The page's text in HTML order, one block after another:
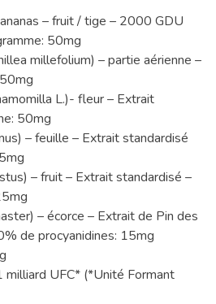
– fruit / tige – 2000 GDU
50mg
millefolium) – partie aérienne –
L.)- fleur – Extrait
50mg
– feuille – Extrait standardisé
– fruit – Extrait standardisé –
– écorce – Extrait de Pin des
de procyanidines: 15mg
milliard UFC* (*Unité Formant